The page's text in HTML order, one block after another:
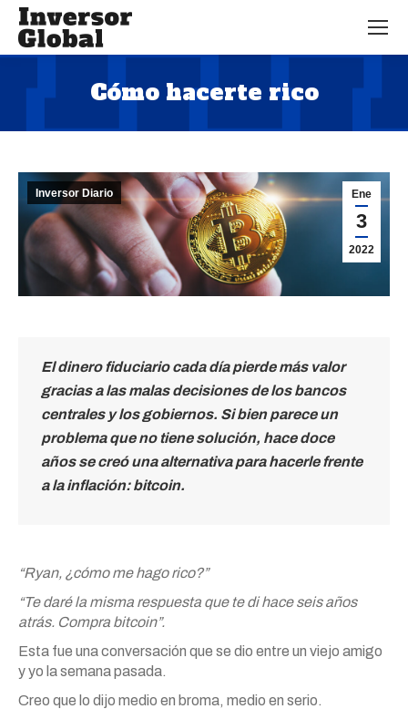
Cómo hacerte rico
Ene
3
2022
Inversor Diario
El dinero fiduciario cada día pierde más valor
gracias a las malas decisiones de los bancos
centrales y los gobiernos. Si bien parece un
problema que no tiene solución, hace doce
años se creó una alternativa para hacerle frente
a la inflación: bitcoin.
“Ryan, ¿cómo me hago rico?”
“Te daré la misma respuesta que te di hace seis años
atrás. Compra bitcoin”.
Esta fue una conversación que se dio entre un viejo amigo
y yo la semana pasada.
Creo que lo dijo medio en broma, medio en serio.